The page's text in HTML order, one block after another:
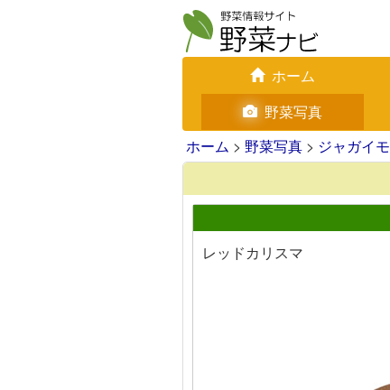
ホーム
野菜写真
ホーム > 野菜写真 > ジャガイモ
レッドカリスマ